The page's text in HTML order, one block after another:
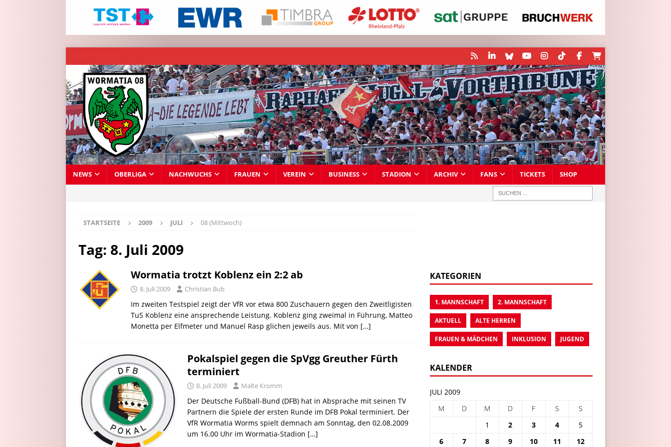
NEWS OBERLIGA NACHWUCHS FRAUEN VEREIN BUSINESS STADION ARCHIV FANS TICKETS SHOP
STARTSEITE 2009 JULI 08 (Mittwoch)
Tag: 8. Juli 2009
Wormatia trotzt Koblenz ein 2:2 ab
8. Juli 2009 Christian Bub
Im zweiten Testspiel zeigt der VfR vor etwa 800 Zuschauern gegen den Zweitligisten
TuS Koblenz eine ansprechende Leistung. Koblenz ging zweimal in Führung, Matteo
Monetta per Elfmeter und Manuel Rasp glichen jeweils aus. Mit von […]
Pokalspiel gegen die SpVgg Greuther Fürth
terminiert
8. Juli 2009 Malte Kromm
Der Deutsche Fußball-Bund (DFB) hat in Absprache mit seinen TV
Partnern die Spiele der ersten Runde im DFB Pokal terminiert. Der
VfR Wormatia Worms spielt demnach am Sonntag, den 02.08.2009
um 16.00 Uhr im Wormatia-Stadion […]
KATEGORIEN
1. MANNSCHAFT 2. MANNSCHAFT
AKTUELL ALTE HERREN
FRAUEN & MÄDCHEN INKLUSION JUGEND
KALENDER
JULI 2009
M
D M D F S
S
1
2 3 4
5
6
7 8 9 10 11 12